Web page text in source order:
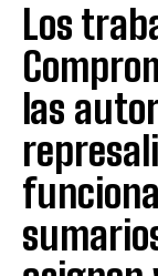
Los
las